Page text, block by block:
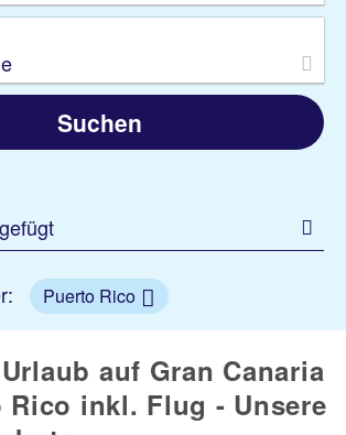
Suchen
Puerto Rico
auf Gran Canaria
Rico inkl. Flug - Unsere